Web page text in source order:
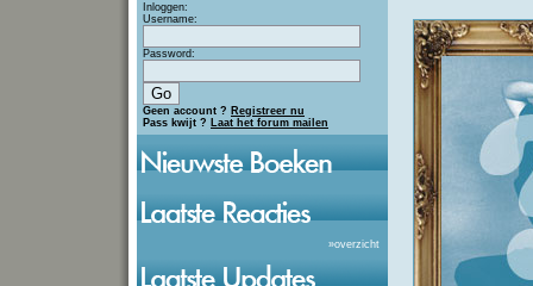
Inloggen:
Username:
Password:
Geen account ? Registreer nu
Pass kwijt ? Laat het forum mailen
»overzicht